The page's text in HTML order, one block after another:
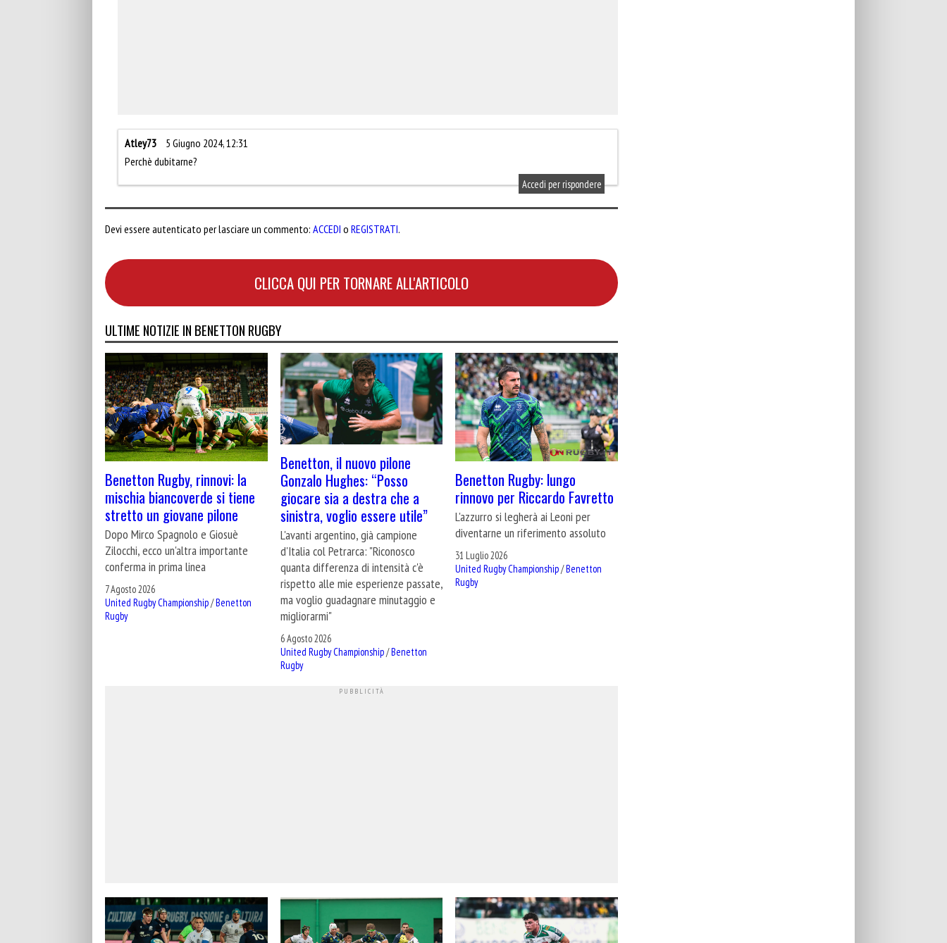
Atley73
5 Giugno 2024, 12:31
Perchè dubitarne?
Accedi per rispondere
Devi essere autenticato per lasciare un commento: ACCEDI o REGISTRATI.
CLICCA QUI PER TORNARE ALL'ARTICOLO
ULTIME NOTIZIE IN BENETTON RUGBY
Benetton Rugby, rinnovi: la
mischia biancoverde si tiene
stretto un giovane pilone
Dopo Mirco Spagnolo e Giosuè
Zilocchi, ecco un'altra importante
conferma in prima linea
7 Agosto 2026
United Rugby Championship/Benetton
Rugby
Benetton, il nuovo pilone
Gonzalo Hughes: “Posso
giocare sia a destra che a
sinistra, voglio essere utile”
L'avanti argentino, già campione
d'Italia col Petrarca: "Riconosco
quanta differenza di intensità c'è
rispetto alle mie esperienze passate,
ma voglio guadagnare minutaggio e
migliorarmi"
6 Agosto 2026
United Rugby Championship/Benetton
Rugby
Benetton Rugby: lungo
rinnovo per Riccardo Favretto
L'azzurro si legherà ai Leoni per
diventarne un riferimento assoluto
31 Luglio 2026
United Rugby Championship/Benetton
Rugby